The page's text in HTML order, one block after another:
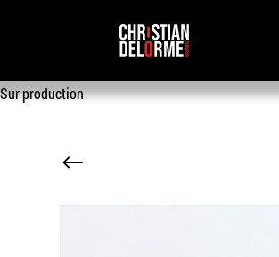
Sur production
#